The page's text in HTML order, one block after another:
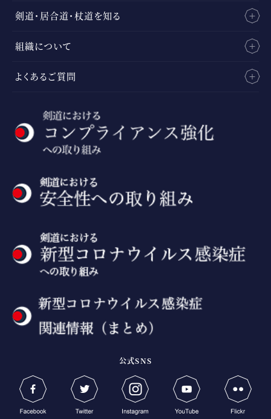
剣道・居合道・杖道を知る
組織について
よくあるご質問
公式SNS